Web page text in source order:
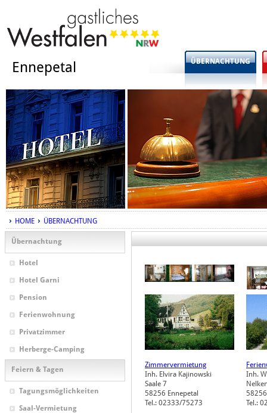
Ennepetal ÜBERNACHTUNG
HOME ÜBERNACHTUNG
Übernachtung
Hotel
Hotel Garni
Pension
Ferienwohnung
Privatzimmer
Herberge-Camping
Feiern & Tagen
Tagungsmöglichkeiten
Saal-Vermietung
Zimmervermietung
Inh. Elvira Kajinowski
Saale 7
58256 Ennepetal
Tel.: 02333/75273
Inh.
58256
Tel.: